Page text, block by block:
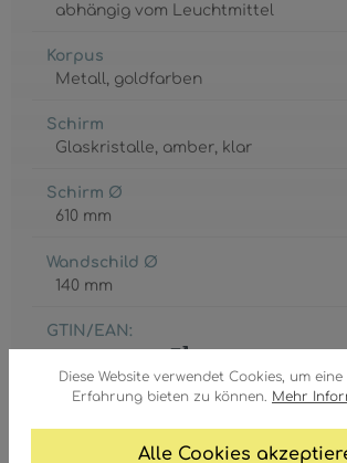
Diese Website verwendet Cookies, um
Erfahrung bieten zu können. Mehr
Alle Cookies
abhängig vom Leuchtmittel
Korpus
Metall , goldfarben
Schirm
Glaskristalle, amber, klar
Schirm Ø
610 mm
Wandschild Ø
140 mm
GTIN/EAN: